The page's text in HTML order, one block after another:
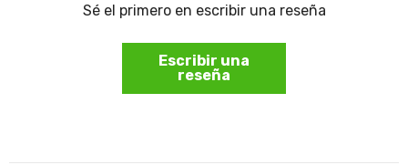
Sé el primero en escribir una reseña
Escribir una
reseña